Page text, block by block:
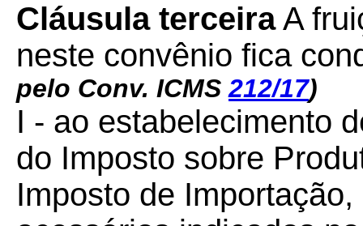
Cláusula terceiraA
neste convênio fica
pelo Conv. ICMS212/17)
I - ao estabelecimento
do Imposto sobre
Imposto de